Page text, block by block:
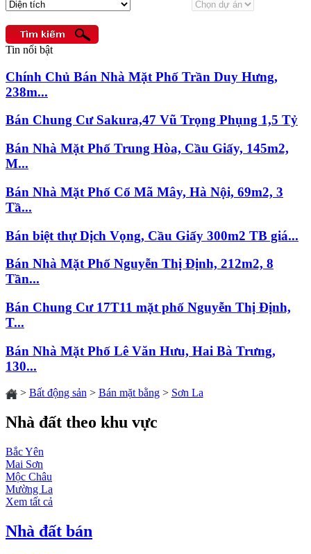
Tin nổi bật
Chính Chủ Bán Nhà Mặt Phố Trần Duy Hưng,
238m...
Bán Chung Cư Sakura,47 Vũ Trọng Phụng 1,5 Tỷ
Bán Nhà Mặt Phố Trung Hòa, Cầu Giấy, 145m2,
M...
Bán Nhà Mặt Phố Cổ Mã Mây, Hà Nội, 69m2, 3
Tầ...
Bán biệt thự Dịch Vọng, Cầu Giấy 300m2 TB giá...
Bán Nhà Mặt Phố Nguyễn Thị Định, 212m2, 8
Tần...
Bán Chung Cư 17T11 mặt phố Nguyễn Thị Định,
T...
Bán Nhà Mặt Phố Lê Văn Hưu, Hai Bà Trưng,
130...
> Bất động sản> Bán mặt bằng> Sơn La
Nhà đất theo khu vực
Bắc Yên
Mai Sơn
Mộc Châu
Mường La
Xem tất cả
Nhà đất bán